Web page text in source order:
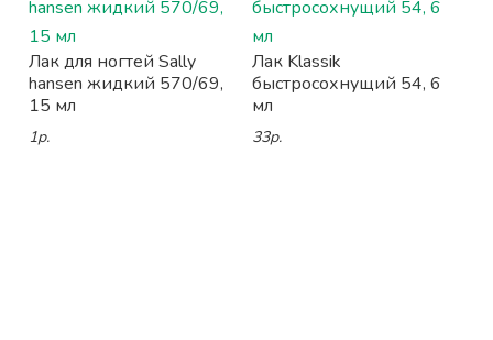
Лак для ногтей Sally
hansen жидкий 570/69,
15 мл
1р.
Лак Klassik
быстросохнущий 54, 6
мл
33р.